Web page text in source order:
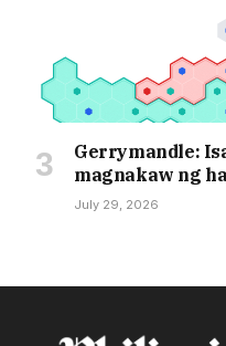
Gerrymandle:
magnakaw ng
July 29, 2026